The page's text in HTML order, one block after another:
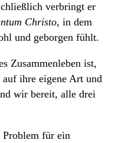
verbringt er
Christo, in dem
und geborgen fühlt.
Zusammenleben ist,
ihre eigene Art und
wir bereit, alle drei
Problem für ein